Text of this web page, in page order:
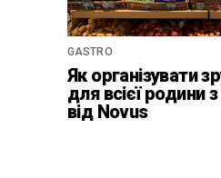
GASTRO
Як організувати
для всієї родини
від Novus